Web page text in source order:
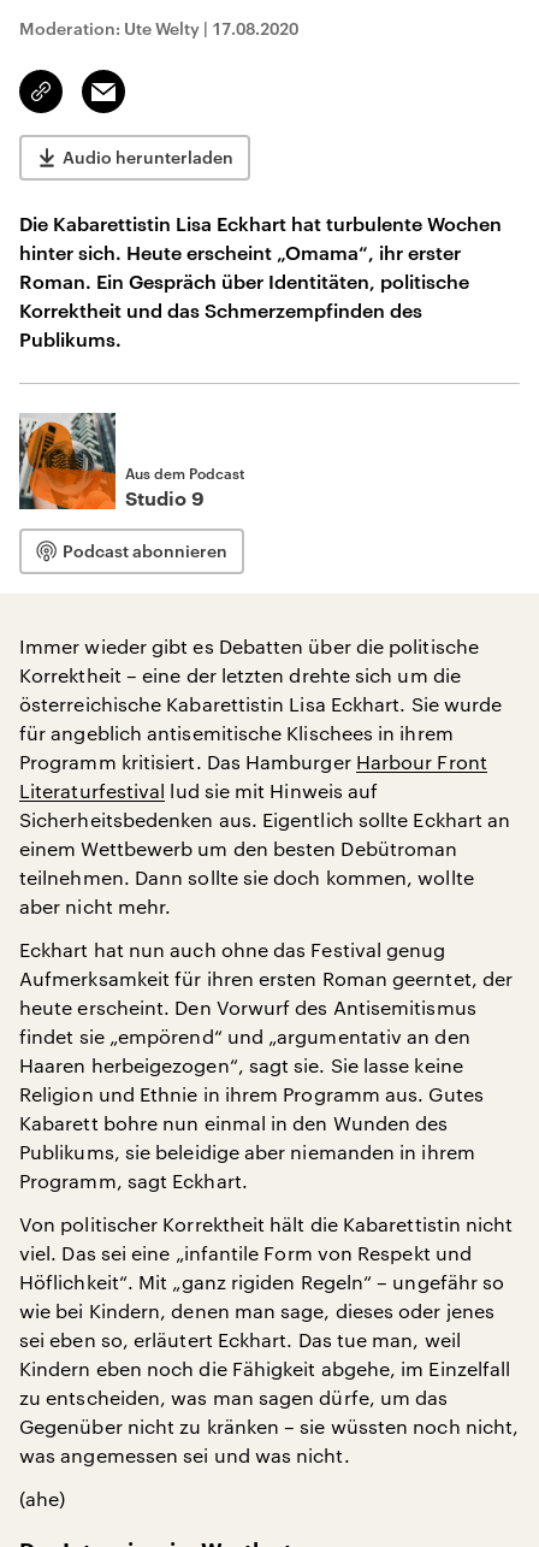
Moderation: Ute Welty | 17.08.2020
Link
kopieren/teilen
Email
Audio herunterladen
Die Kabarettistin Lisa Eckhart hat turbulente Wochen
hinter sich. Heute erscheint „Omama“, ihr erster
Roman. Ein Gespräch über Identitäten, politische
Korrektheit und das Schmerzempfinden des
Publikums.
Aus dem Podcast
Studio 9
Podcast abonnieren
Immer wieder gibt es Debatten über die politische
Korrektheit – eine der letzten drehte sich um die
österreichische Kabarettistin Lisa Eckhart. Sie wurde
für angeblich antisemitische Klischees in ihrem
Programm kritisiert. Das Hamburger Harbour Front
Literaturfestival lud sie mit Hinweis auf
Sicherheitsbedenken aus. Eigentlich sollte Eckhart an
einem Wettbewerb um den besten Debütroman
teilnehmen. Dann sollte sie doch kommen, wollte
aber nicht mehr.
Eckhart hat nun auch ohne das Festival genug
Aufmerksamkeit für ihren ersten Roman geerntet, der
heute erscheint. Den Vorwurf des Antisemitismus
findet sie „empörend“ und „argumentativ an den
Haaren herbeigezogen“, sagt sie. Sie lasse keine
Religion und Ethnie in ihrem Programm aus. Gutes
Kabarett bohre nun einmal in den Wunden des
Publikums, sie beleidige aber niemanden in ihrem
Programm, sagt Eckhart.
Von politischer Korrektheit hält die Kabarettistin nicht
viel. Das sei eine „infantile Form von Respekt und
Höflichkeit“. Mit „ganz rigiden Regeln“ – ungefähr so
wie bei Kindern, denen man sage, dieses oder jenes
sei eben so, erläutert Eckhart. Das tue man, weil
Kindern eben noch die Fähigkeit abgehe, im Einzelfall
zu entscheiden, was man sagen dürfe, um das
Gegenüber nicht zu kränken – sie wüssten noch nicht,
was angemessen sei und was nicht.
(ahe)